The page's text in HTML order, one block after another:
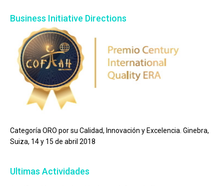
Business Initiative Directions
Categoría ORO por su Calidad, Innovación y Excelencia. Ginebra,
Suiza, 14 y 15 de abril 2018
Ultimas Actividades